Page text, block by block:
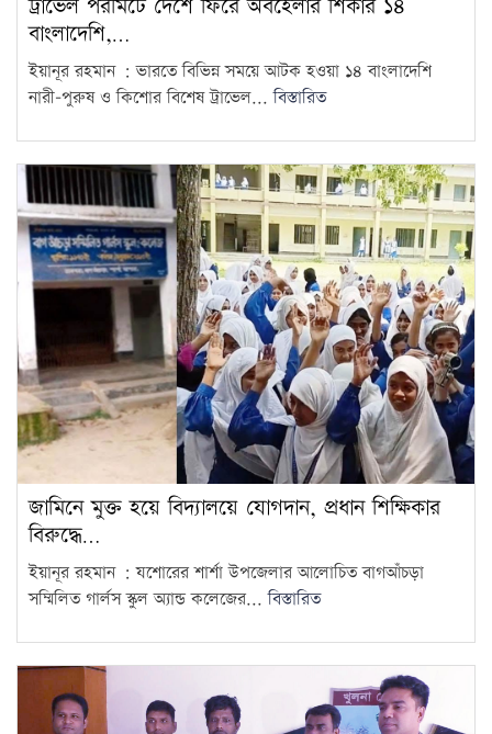
ট্রাভেল পরমিটে দেশে ফিরে অবহেলার শিকার ১৪
বাংলাদেশি,…
ইয়ানূর রহমান : ভারতে বিভিন্ন সময়ে আটক হওয়া ১৪ বাংলাদেশি
নারী-পুরুষ ও কিশোর বিশেষ ট্রাভেল...বিস্তারিত
জামিনে মুক্ত হয়ে বিদ্যালয়ে যোগদান, প্রধান শিক্ষিকার
বিরুদ্ধে…
ইয়ানূর রহমান : যশোরের শার্শা উপজেলার আলোচিত বাগআঁচড়া
সম্মিলিত গার্লস স্কুল অ্যান্ড কলেজের...বিস্তারিত